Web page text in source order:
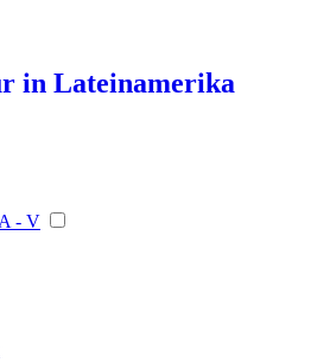
in Lateinamerika
- V